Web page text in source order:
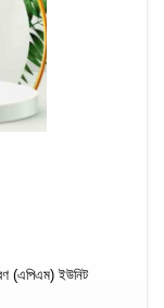
(এপিএম) ইউনিট